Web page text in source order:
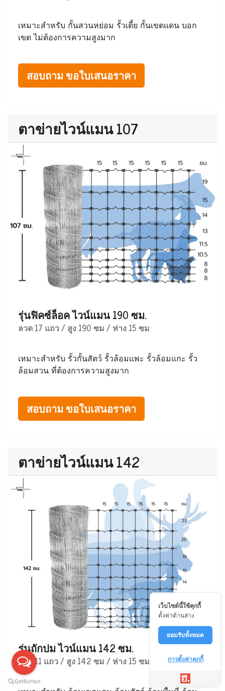
เหมาะสำหรับ กั้นสวนหย่อม รั้วเตี้ย กั้นเขตแดน บอก
เขต ไม่ต้องการความสูงมาก
สอบถาม ขอใบเสนอราคา
ตาข่ายไวน์แมน 107
รุ่นฟิคซ์ล็อค ไวน์แมน 190 ซม.
ลวด 17 แถว / สูง 190 ซม / ห่าง 15 ซม
เหมาะสำหรับ รั้วกั้นสัตว์ รั้วล้อมแพะ รั้วล้อมแกะ รั้ว
ล้อมสวน ที่ต้องการความสูงมาก
สอบถาม ขอใบเสนอราคา
ตาข่ายไวน์แมน 142
รุ่นถักปม ไวน์แมน 142 ซม.
ลวด 11 แถว / สูง 142 ซม / ห่าง 15 ซม
เว็บไซต์นี้ใช้คุกกี้
ตั้งค่าด้านล่าง
ยอมรับทั้งหมด
การตั้งค่าคุกกี้